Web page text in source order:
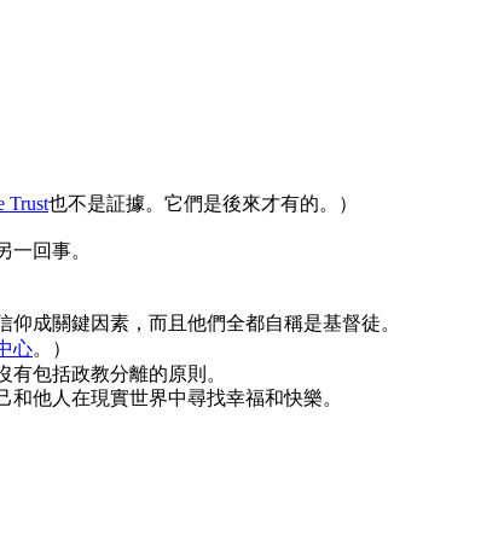
Trust也不是証據。它們是後來才有的。）
回事。
成關鍵因素，而且他們全都自稱是基督徒。
心。）
有包括政教分離的原則。
他人在現實世界中尋找幸福和快樂。